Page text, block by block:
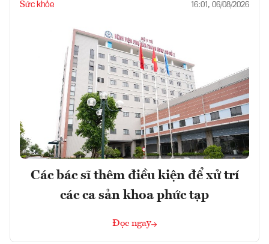
Sức khỏe 16:01, 06/08/2026
Các bác sĩ thêm điều kiện để xử trí
các ca sản khoa phức tạp
Đọc ngay